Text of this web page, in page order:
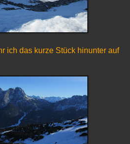
ich das kurze Stück hinunter auf